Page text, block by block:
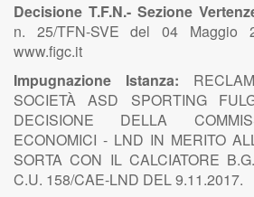
Decisione T.F.N.- Sezione
n. 25/TFN-SVE del 04 Maggio
www.figc.it
Impugnazione Istanza:
SOCIETÀ ASD SPORTING
DECISIONE DELLA
ECONOMICI - LND IN MERITO
SORTA CON IL CALCIATORE
C.U. 158/CAE-LND DEL 9.11.2017.